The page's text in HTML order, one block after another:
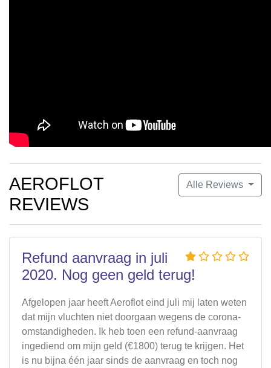
Alle Reviews
AEROFLOT
REVIEWS
Refund aanvraag in juli
2020. Nog geen geld terug!
Afgelopen jaar heeft Aeroflot eind juli mij laten weten
dat mijn vluchten niet doorgaan wegens de corona-
omstandigheden. Ik heb toen een refund-aanvraag
ingediend om mijn geld (€1800) terug te krijgen. Het
is nu bijna één jaar sinds de aanvraag en toch nog